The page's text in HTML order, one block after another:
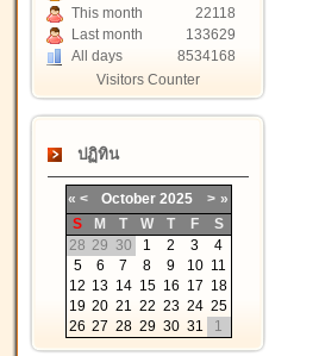
This month
22118
Last month
133629
All days
8534168
Visitors Counter
ปฏิทิน
« < October 2025 > »
S
M T W T F
S
28 29 30 1 2 3
4
5
6 7 8 9 10 11
12 13 14 15 16 17 18
19 20 21 22 23 24 25
26 27 28 29 30 31 1